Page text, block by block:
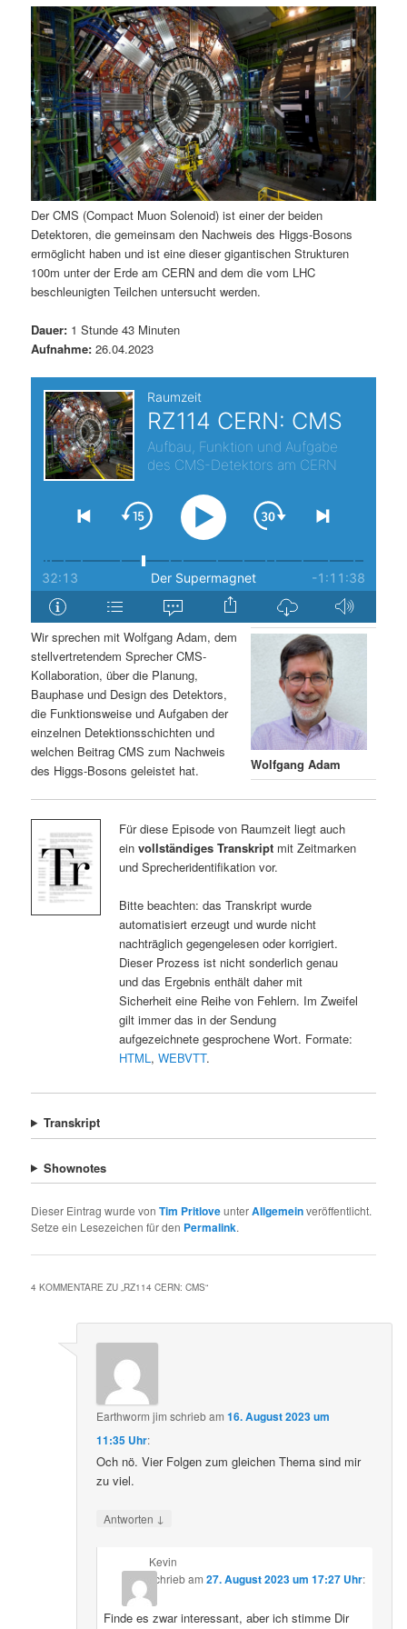
ä
r
e
n
I
n
h
l
t
s
p
n
g
e
n
n
d
ä
r
e
n
I
h
a
l
t
r
i
n
g
e
n
a
v
i
g
a
t
i
o
n
Der CMS (Compact Muon Solenoid) ist einer der beiden
Detektoren, die gemeinsam den Nachweis des Higgs-Bosons
ermöglicht haben und ist eine dieser gigantischen Strukturen
100m unter der Erde am CERN and dem die vom LHC
beschleunigten Teilchen untersucht werden.
Dauer: 1 Stunde 43 Minuten
Aufnahme: 26.04.2023
Wolfgang Adam
Wir sprechen mit Wolfgang Adam, dem
stellvertretendem Sprecher CMS-
Kollaboration, über die Planung,
Bauphase und Design des Detektors,
die Funktionsweise und Aufgaben der
einzelnen Detektionsschichten und
welchen Beitrag CMS zum Nachweis
des Higgs-Bosons geleistet hat.
Für diese Episode von Raumzeit liegt auch
ein vollständiges Transkriptmit Zeitmarken
und Sprecheridentifikation vor.
Bitte beachten: das Transkript wurde
automatisiert erzeugt und wurde nicht
nachträglich gegengelesen oder korrigiert.
Dieser Prozess ist nicht sonderlich genau
und das Ergebnis enthält daher mit
Sicherheit eine Reihe von Fehlern. Im Zweifel
gilt immer das in der Sendung
aufgezeichnete gesprochene Wort. Formate:
HTML, WEBVTT.
Transkript
Shownotes
Dieser Eintrag wurde vonTim PritloveunterAllgemeinveröffentlicht.
Setze ein Lesezeichen für den Permalink.
4 KOMMENTARE ZU „ RZ114 CERN: CMS“
Earthworm jim schriebam16. August 2023 um
11:35 Uhr:
Och nö. Vier Folgen zum gleichen Thema sind mir
zu viel.
Antworten ↓
Kevin
schriebam 27. August 2023 um 17:27 Uhr:
Finde es zwar interessant, aber ich stimme Dir